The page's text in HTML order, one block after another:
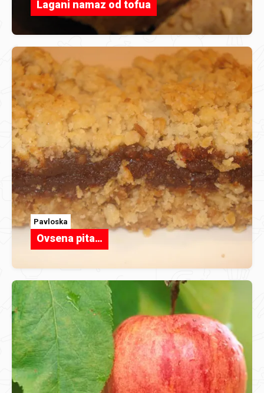
Lagani namaz od tofua
Pavloska
Ovsena pita…